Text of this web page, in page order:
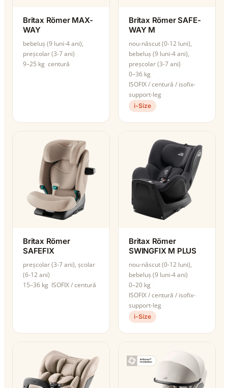
Britax Römer MAX-
WAY
bebeluș (9 luni-4 ani),
preșcolar (3-7 ani)
9–25 kg centură
Britax Römer SAFE-
WAY M
nou-născut (0-12 luni),
bebeluș (9 luni-4 ani),
preșcolar (3-7 ani)
0–36 kg
ISOFIX / centură / isofix-
support-leg
i-Size
Britax Römer
SAFEFIX
preșcolar (3-7 ani), școlar
(6-12 ani)
15–36 kg ISOFIX / centură
Britax Römer
SWINGFIX M PLUS
nou-născut (0-12 luni),
bebeluș (9 luni-4 ani)
0–20 kg
ISOFIX / centură / isofix-
support-leg
i-Size